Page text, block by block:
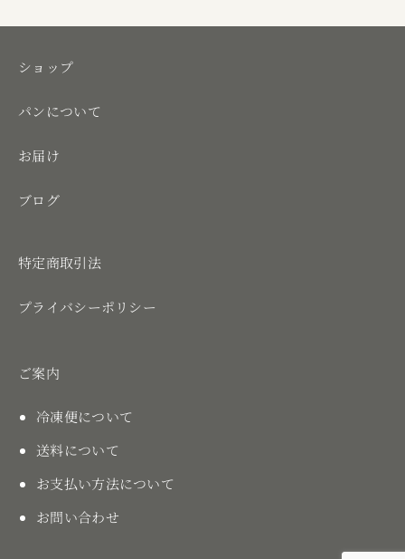
ショップ
パンについて
お届け
ブログ
特定商取引法
プライバシーポリシー
ご案内
冷凍便について
送料について
お支払い方法について
お問い合わせ